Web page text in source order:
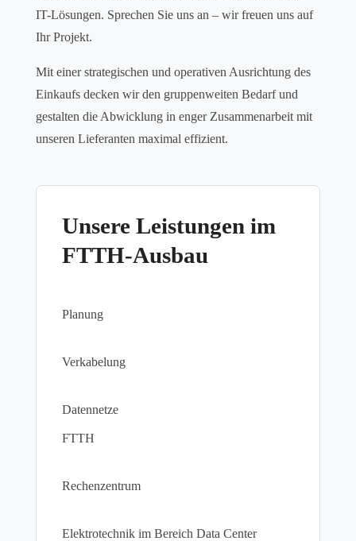
IT-Lösungen. Sprechen Sie uns an – wir freuen uns auf
Ihr Projekt.
Mit einer strategischen und operativen Ausrichtung des
Einkaufs decken wir den gruppenweiten Bedarf und
gestalten die Abwicklung in enger Zusammenarbeit mit
unseren Lieferanten maximal effizient.
Unsere Leistungen im
FTTH-Ausbau
Planung
Verkabelung
Datennetze
FTTH
Rechenzentrum
Elektrotechnik im Bereich Data Center